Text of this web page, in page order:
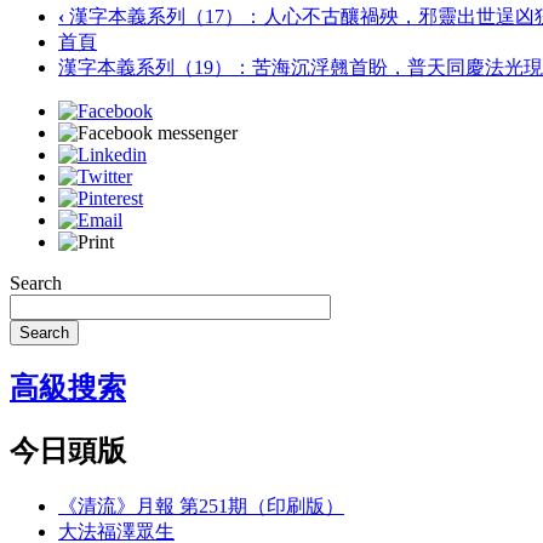
‹ 漢字本義系列（17）：人心不古釀禍殃，邪靈出世逞凶
首頁
漢字本義系列（19）：苦海沉浮翹首盼，普天同慶法光現
Search
Search
高級搜索
今日頭版
《清流》月報 第251期（印刷版）
大法福澤眾生